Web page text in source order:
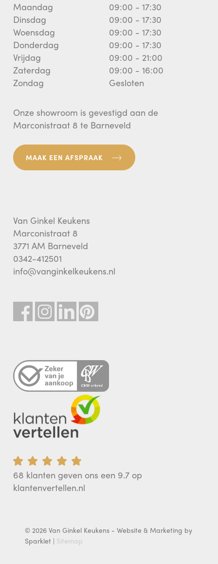
Maandag
09:00 - 17:30
Dinsdag
09:00 - 17:30
Woensdag
09:00 - 17:30
Donderdag
09:00 - 17:30
Vrijdag
09:00 - 21:00
Zaterdag
09:00 - 16:00
Zondag
Gesloten
Onze showroom is gevestigd aan de
Marconistraat 8 te Barneveld
MAAK EEN AFSPRAAK
Van Ginkel Keukens
Marconistraat 8
3771 AM Barneveld
0342-412501
info@vanginkelkeukens.nl
68 klanten geven ons een 9.7 op
klantenvertellen.nl
© 2026 Van Ginkel Keukens - Website & Marketing by
Sparklet | Sitemap